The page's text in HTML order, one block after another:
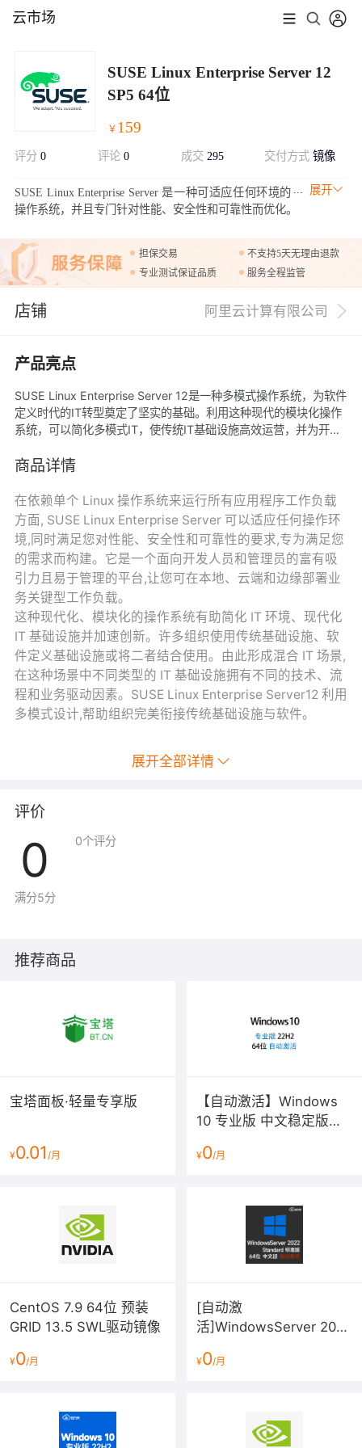
云市场
SUSE Linux Enterprise Server 12
SP5 64位
￥ 159
评分 0 评论 0 成交 295 交付方式镜像
展开
SUSE Linux Enterprise Server 是一种可适应任何环境的
操作系统，并且专门针对性能、安全性和可靠性而优化。
担保交易
不支持5天无理由退款
专业测试保证品质
服务全程监管
店铺 阿里云计算有限公司
产品亮点
SUSE Linux Enterprise Server 12是一种多模式操作系统，为软件
定义时代的IT转型奠定了坚实的基础。利用这种现代的模块化操作
系统，可以简化多模式IT，使传统IT基础设施高效运营，并为开发
境轻松地部署和迁移业务关键型工作负载。
商品详情
在依赖单个 Linux 操作系统来运行所有应用程序工作负载
方面, SUSE Linux Enterprise Server 可以适应任何操作环
境,同时满足您对性能、安全性和可靠性的要求,专为满足您
的需求而构建。它是一个面向开发人员和管理员的富有吸
引力且易于管理的平台,让您可在本地、云端和边缘部署业
务关键型工作负载。
这种现代化、模块化的操作系统有助简化 IT 环境、现代化
IT 基础设施并加速创新。许多组织使用传统基础设施、软
件定义基础设施或将二者结合使用。由此形成混合 IT 场景,
在这种场景中不同类型的 IT 基础设施拥有不同的技术、流
程和业务驱动因素。SUSE Linux Enterprise Server12 利用
多模式设计,帮助组织完美衔接传统基础设施与软件。
展开全部详情
评价
0
满分5分
0个评分
推荐商品
宝塔面板·轻量专享版
¥0.01/月
【自动激活】Windows
10 专业版 中文稳定版
64位win10
¥0/月
CentOS 7.9 64位 预装
GRID 13.5 SWL驱动镜像
¥0/月
[自动激
活]WindowsServer 2022
更新)中文64位 内部版本
¥0/月